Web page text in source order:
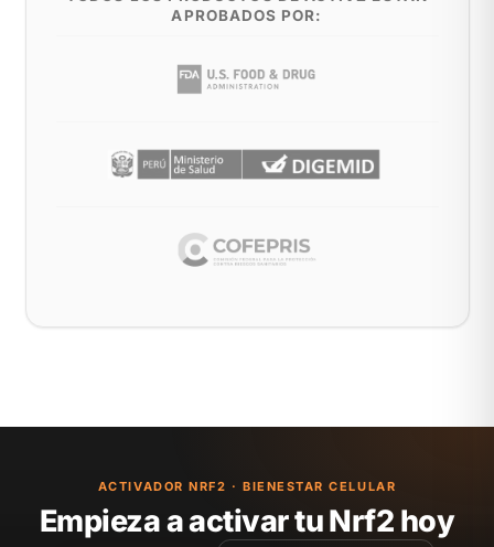
APROBADOS POR:
ACTIVADOR NRF2 · BIENESTAR CELULAR
Empieza a activar tu Nrf2 hoy